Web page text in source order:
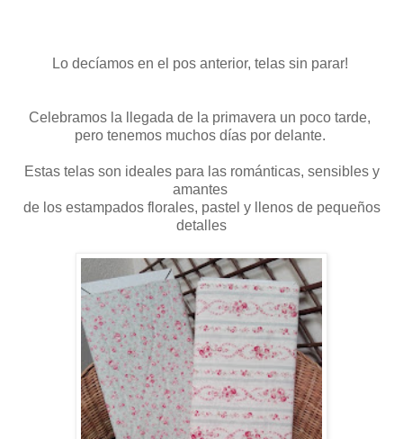
Lo decíamos en el pos anterior, telas sin parar!
Celebramos la llegada de la primavera un poco tarde,
pero tenemos muchos días por delante.
Estas telas son ideales para las románticas, sensibles y
amantes
de los estampados florales, pastel y llenos de pequeños
detalles